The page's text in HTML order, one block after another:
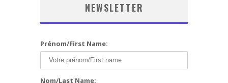
NEWSLETTER
Prénom/First Name:
Nom/Last Name: